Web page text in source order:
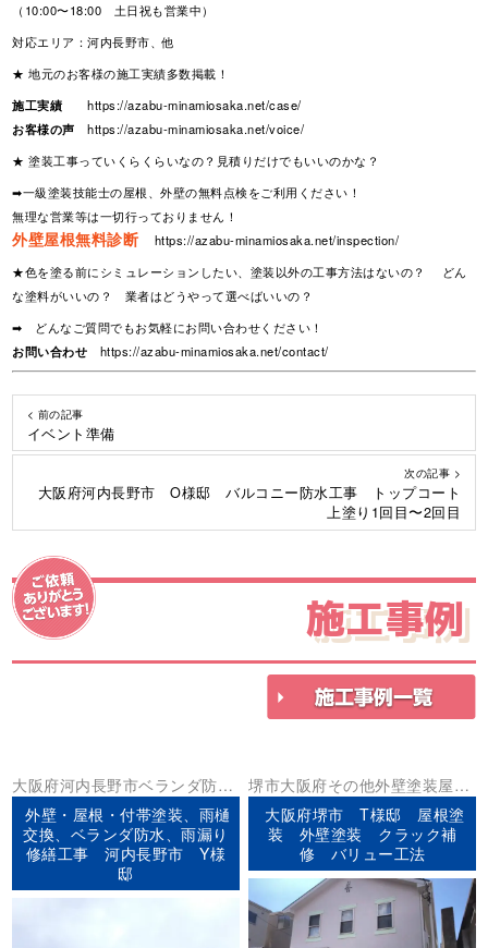
（10:00〜18:00 土日祝も営業中）
対応エリア：河内長野市、他
★ 地元のお客様の施工実績多数掲載！
施工実績
https://azabu-minamiosaka.net/case/
お客様の声
https://azabu-minamiosaka.net/voice/
★ 塗装工事っていくらくらいなの？見積りだけでもいいのかな？
➡一級塗装技能士の屋根、外壁の無料点検をご利用ください！
無理な営業等は一切行っておりません！
外壁屋根無料診断
https://azabu-minamiosaka.net/inspection/
★色を塗る前にシミュレーションしたい、塗装以外の工事方法はないの？ どん
な塗料がいいの？ 業者はどうやって選べばいいの？
➡ どんなご質問でもお気軽にお問い合わせください！
お問い合わせ
https://azabu-minamiosaka.net/contact/
< 前の記事
イベント準備
次の記事 >
大阪府河内長野市 O様邸 バルコニー防水工事 トップコート
上塗り1回目〜2回目
施工事例
大阪府河内長野市ベランダ防水
外壁塗装屋根塗装防水工事
外壁・屋根・付帯塗装、雨樋
交換、ベランダ防水、雨漏り
修繕工事 河内長野市 Y様
邸
堺市大阪府その他外壁塗装屋根
塗装
大阪府堺市 T様邸 屋根塗
装 外壁塗装 クラック補
修 バリュー工法